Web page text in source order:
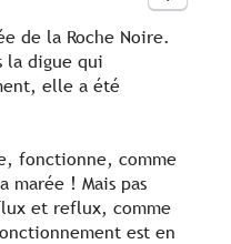
de la Roche Noire.
la digue qui
elle a été
fonctionne, comme
marée ! Mais pas
et reflux, comme
est en